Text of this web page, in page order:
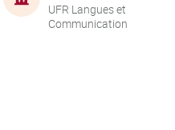
UFR Langues et
Communication